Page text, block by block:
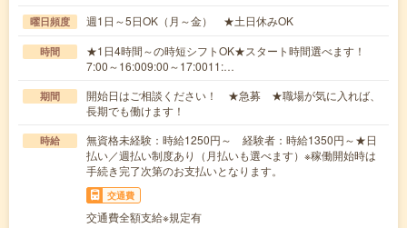
曜日頻度 週1日～5日OK（月～金） ★土日休みOK
時間
★1日4時間～の時短シフトOK★スタート時間選べます！
7:00～16:009:00～17:0011:…
期間
開始日はご相談ください！ ★急募 ★職場が気に入れば、
長期でも働けます！
時給
無資格未経験：時給1250円～ 経験者：時給1350円～★日
払い／週払い制度あり（月払いも選べます）※稼働開始時は
手続き完了次第のお支払いとなります。
交通費
交通費全額支給※規定有